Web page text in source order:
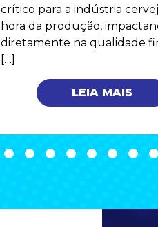
crítico para a indústria
hora da produção,
diretamente na qualidade
[…]
LEIA MAIS